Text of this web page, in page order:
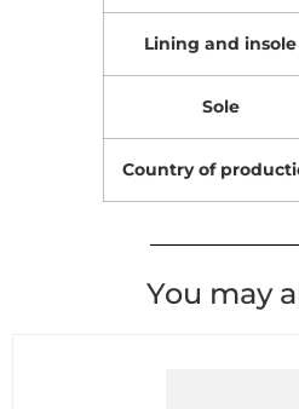
Lining and insole
Sole
Country of
You may